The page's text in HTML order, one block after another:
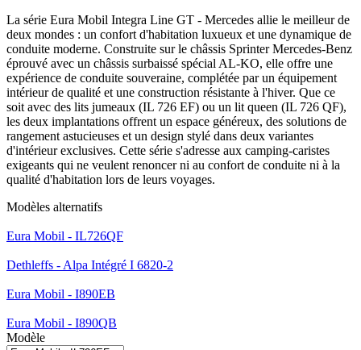
La série Eura Mobil Integra Line GT - Mercedes allie le meilleur de
deux mondes : un confort d'habitation luxueux et une dynamique de
conduite moderne. Construite sur le châssis Sprinter Mercedes-Benz
éprouvé avec un châssis surbaissé spécial AL-KO, elle offre une
expérience de conduite souveraine, complétée par un équipement
intérieur de qualité et une construction résistante à l'hiver. Que ce
soit avec des lits jumeaux (IL 726 EF) ou un lit queen (IL 726 QF),
les deux implantations offrent un espace généreux, des solutions de
rangement astucieuses et un design stylé dans deux variantes
d'intérieur exclusives. Cette série s'adresse aux camping-caristes
exigeants qui ne veulent renoncer ni au confort de conduite ni à la
qualité d'habitation lors de leurs voyages.
Modèles alternatifs
Eura Mobil - IL726QF
Dethleffs - Alpa Intégré I 6820-2
Eura Mobil - I890EB
Eura Mobil - I890QB
Modèle